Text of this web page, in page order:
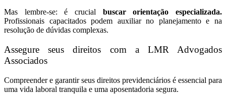
Mas lembre-se: é crucial buscar orientação especializada.
Profissionais capacitados podem auxiliar no planejamento e na
resolução de dúvidas complexas.
Assegure seus direitos com a LMR Advogados
Associados
Compreender e garantir seus direitos previdenciários é essencial para
uma vida laboral tranquila e uma aposentadoria segura.